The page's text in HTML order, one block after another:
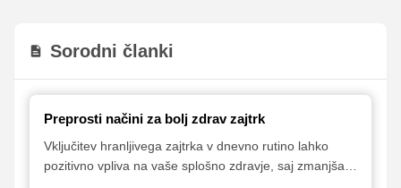
Sorodni članki
Preprosti načini za bolj zdrav zajtrk
Vključitev hranljivega zajtrka v dnevno rutino lahko
pozitivno vpliva na vaše splošno zdravje, saj zmanjša